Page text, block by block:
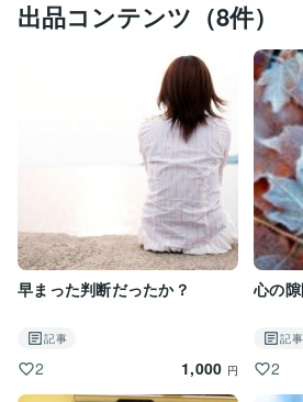
ただただ、話してみてください。
ココナラのよしこが
じっくりと聞きますよ。
是非とも相談に来てください。
心理カウンセングアドバイザー (
取得しました。
この免許取得しましたが、カウセ
で傾聴してお話を聴かせてもらい
す。
出品コンテンツ（8件）
早まった判断だったか？
記事
2 1,000 円
心の
記事
2